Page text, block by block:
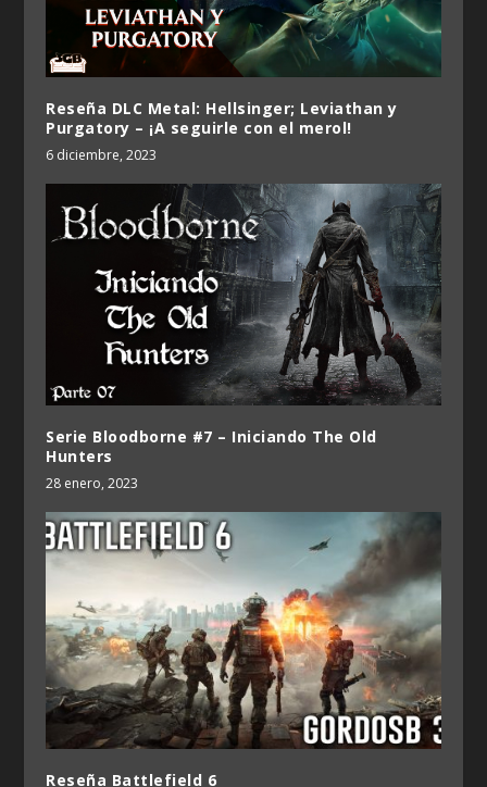
Reseña DLC Metal: Hellsinger; Leviathan y
Purgatory – ¡A seguirle con el merol!
6 diciembre, 2023
Serie Bloodborne #7 – Iniciando The Old
Hunters
28 enero, 2023
Reseña Battlefield 6